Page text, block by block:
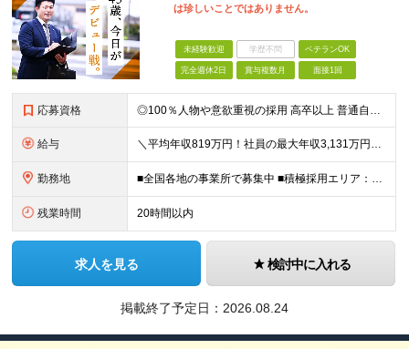
は珍しいことではありません。
未経験歓迎 学歴不問 ベテランOK
完全週休2日 賞与複数月 面接1回
応募資格 ◎100％人物や意欲重視の採用 高卒以上 普通自動車第一種運転免許取得者（AT限定可） ★職歴は全く問いません！ 前向きにコツコツと向き合える方であれば結果がついてくるお仕事です。 現職・無職、正社
給与 ＼平均年収819万円！社員の最大年収3,131万円／ ＼2人に1人が年収700万円以上／ ＼5人に1人が年収1,000万円以上！／ 固定給だけで、年収524万円も可能！ インセンティブだけでなく固定給
勤務地 ■全国各地の事業所で募集中 ■積極採用エリア：東京・神奈川・埼玉・千葉・愛知 ※希望の勤務地で働ける！通勤可能な事業所を選定していきます ※地元に戻って働きたいUターン希望者も歓迎します！ ※社用車を
残業時間 20時間以内
求人を見る 検討中に入れる
掲載終了予定日： 2026.08.24